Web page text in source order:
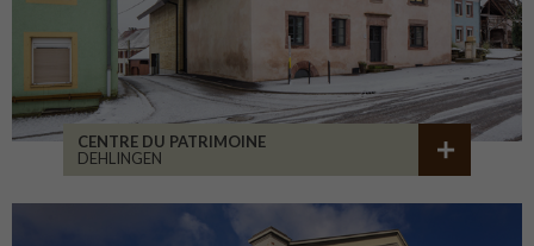
CENTRE DU PATRIMOINE
DEHLINGEN